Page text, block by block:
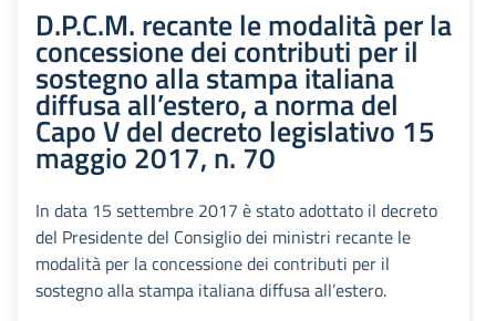
D.P.C.M. recante le modalità per la
concessione dei contributi per il
sostegno alla stampa italiana
diffusa all’estero, a norma del
Capo V del decreto legislativo 15
maggio 2017, n. 70
In data 15 settembre 2017 è stato adottato il decreto
del Presidente del Consiglio dei ministri recante le
modalità per la concessione dei contributi per il
sostegno alla stampa italiana diffusa all’estero.